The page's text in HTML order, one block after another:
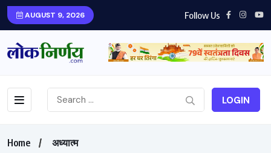
AUGUST 9, 2026 Follow Us
LOGIN
Home
अध्यात्म